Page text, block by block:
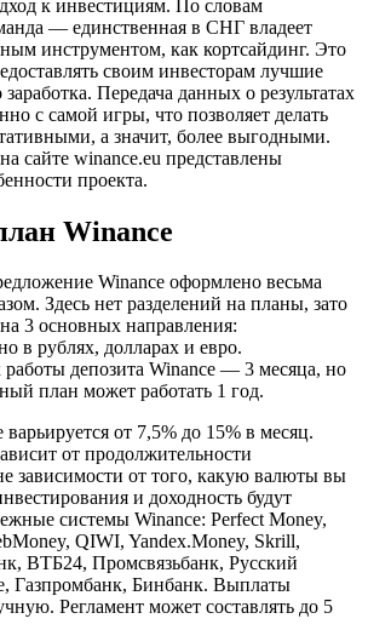
к инвестициям. По словам
— единственная в СНГ владеет
инструментом, как кортсайдинг. Это
своим инвесторам лучшие
Передача данных о результатах
с самой игры, что позволяет делать
а значит, более выгодными.
сайте winance.eu представлены
проекта.
Winance
Winance оформлено весьма
Здесь нет разделений на планы, зато
3 основных направления:
в рублях, долларах и евро.
депозита Winance — 3 месяца, но
план может работать 1 год.
от 7,5% до 15% в месяц.
от продолжительности
зависимости от того, какую валюты вы
и доходность будут
системы Winance: Perfect Money,
QIWI, Yandex.Money, Skrill,
ВТБ24, Промсвязьбанк, Русский
Газпромбанк, Бинбанк. Выплаты
Регламент может составлять до 5